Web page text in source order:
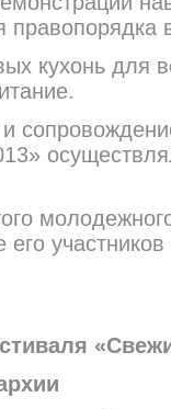
правопорядка
кухонь для